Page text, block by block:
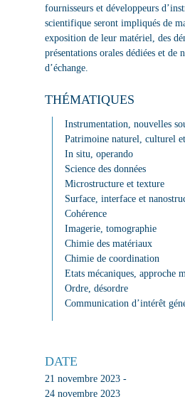
fournisseurs et développeurs
scientifique seront impliqués de
exposition de leur matériel, des
présentations orales dédiées et de
d’échange.
THÉMATIQUES
Instrumentation, nouvelles
Patrimoine naturel, culturel
In situ, operando
Science des données
Microstructure et texture
Surface, interface et
Cohérence
Imagerie, tomographie
Chimie des matériaux
Chimie de coordination
Etats mécaniques, approche
Ordre, désordre
Communication d’intérêt
DATE
21 novembre 2023 -
24 novembre 2023